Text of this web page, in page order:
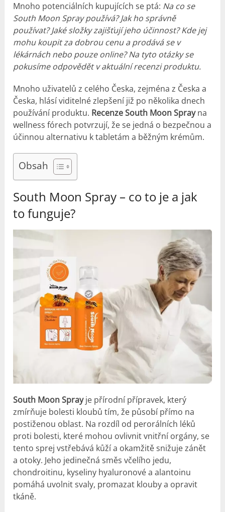
Mnoho potenciálních kupujících se ptá: Na co se
South Moon Spray používá? Jak ho správně
používat? Jaké složky zajišťují jeho účinnost? Kde jej
mohu koupit za dobrou cenu a prodává se v
lékárnách nebo pouze online? Na tyto otázky se
pokusíme odpovědět v aktuální recenzi produktu.
Mnoho uživatelů z celého Česka, zejména z Česka a
Česka, hlásí viditelné zlepšení již po několika dnech
používání produktu. Recenze South Moon Sprayna
wellness fórech potvrzují, že se jedná o bezpečnou a
účinnou alternativu k tabletám a běžným krémům.
Obsah
South Moon Spray – co to je a jak
to funguje?
South Moon Sprayje přírodní přípravek, který
zmírňuje bolesti kloubů tím, že působí přímo na
postiženou oblast. Na rozdíl od perorálních léků
proti bolesti, které mohou ovlivnit vnitřní orgány, se
tento sprej vstřebává kůží a okamžitě snižuje zánět
a otoky. Jeho jedinečná směs včelího jedu,
chondroitinu, kyseliny hyaluronové a alantoinu
pomáhá uvolnit svaly, promazat klouby a opravit
tkáně.